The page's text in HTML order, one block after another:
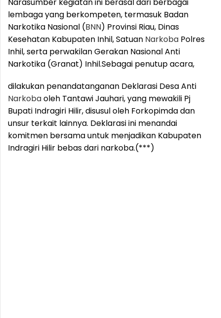
lembaga yang berkompeten, termasuk Badan
Narkotika Nasional (BNN) Provinsi Riau, Dinas
Kesehatan Kabupaten Inhil, Satuan Narkoba Polres
Inhil, serta perwakilan Gerakan Nasional Anti
Narkotika (Granat) Inhil.Sebagai penutup acara,
dilakukan penandatanganan Deklarasi Desa Anti
Narkobaoleh Tantawi Jauhari, yang mewakili Pj
Bupati Indragiri Hilir, disusul oleh Forkopimda dan
unsur terkait lainnya. Deklarasi ini menandai
komitmen bersama untuk menjadikan Kabupaten
Indragiri Hilir bebas dari narkoba.(***)